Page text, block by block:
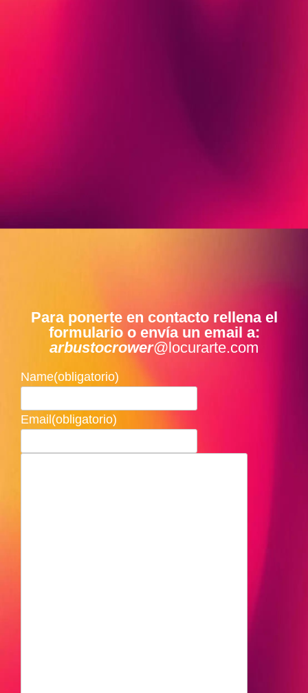
Para ponerte en contacto rellena el
formulario o envía un email a:
arbustocrower@locurarte.com
Name(obligatorio)
Email(obligatorio)